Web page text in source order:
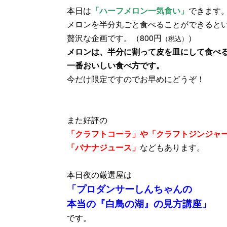
本日は 「ハーフメロン一気食い」 できます。
メロンを半分丸ごと食べることができると
贅沢な企画です。（800円 （税込） ）
メロンは、半分に割って皮を皿にして食べ
一番おいしい食べ方です。
今だけ限定ですのでお早めにどうぞ！
また好評の
「クラフトコーラ」や「クラフトジンジャ
「バナナジュース」 などもあります。
本日夜の厳選屋は
「プロダンサーしんちゃんの
本当の『白鳥の湖』の見方講座」
です。